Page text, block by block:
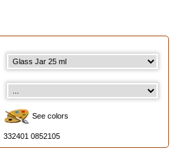
RENOMATbelow.
theFoam Applicator Pad
painter's palette below or order the colour-chart
ml
See colors
332401 0852105